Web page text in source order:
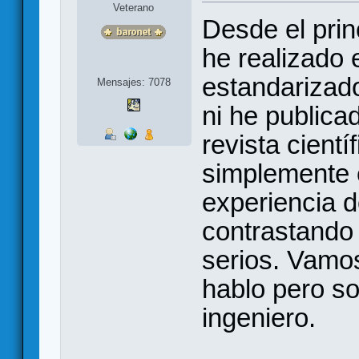
Veterano
Mensajes: 7078
Desde el
he realizado
ni he
revista
simplemente
experiencia
serios.
hablo pero
ingeniero.